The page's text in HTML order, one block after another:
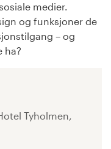
medier.
og funksjoner de
– og
ha?
Tyholmen,